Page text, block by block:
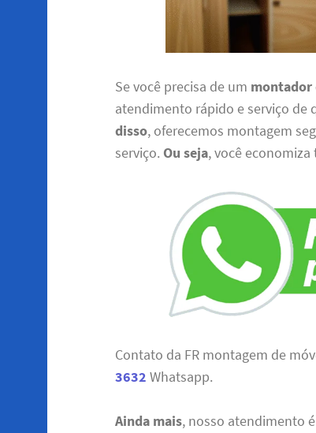
Se você precisa de um montador
atendimento rápido e serviço
disso, oferecemos montagem
serviço. Ou seja, você
Contato da FR montagem de
3632 Whatsapp.
Ainda mais, nosso atendimento